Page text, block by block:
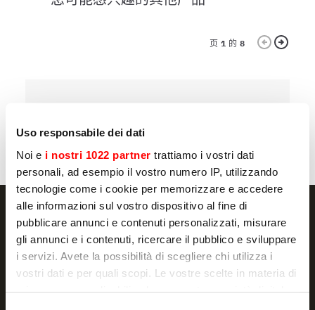
Uso responsabile dei dati
Noi e i nostri 1022 partner trattiamo i vostri dati
personali, ad esempio il vostro numero IP, utilizzando
tecnologie come i cookie per memorizzare e accedere
alle informazioni sul vostro dispositivo al fine di
pubblicare annunci e contenuti personalizzati, misurare
gli annunci e i contenuti, ricercare il pubblico e sviluppare
i servizi. Avete la possibilità di scegliere chi utilizza i
vostri dati e per quali scopi. Le vostre scelte in materia di
页 1 的 8
NEWSLETTER